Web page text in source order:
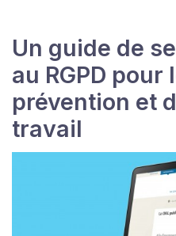
Un guide de
au RGPD
prévention et
travail